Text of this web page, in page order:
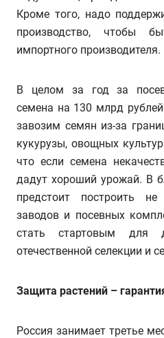
Кроме того, надо
производство, чтобы
импортного производителя.
В целом за год за
семена на 130 млрд
завозим семян из-за
кукурузы, овощных
что если семена
дадут хороший урожай. В
предстоит построить
заводов и посевных
стать стартовым для
отечественной селекции и
Защита растений –
Россия занимает третье